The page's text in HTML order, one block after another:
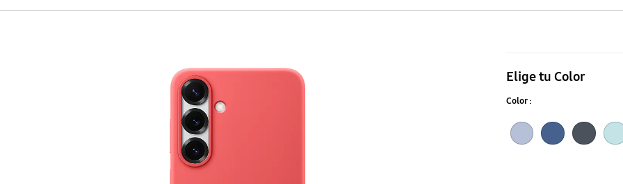
Galaxy
S25+
Elige tu Color
Color :